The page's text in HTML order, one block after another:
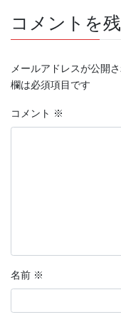
コメントを
メールアドレスが公開
欄は必須項目です
コメント ※
名前 ※